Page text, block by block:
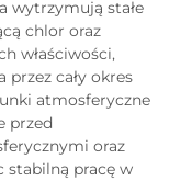
wytrzymują stałe
chlor oraz
właściwości,
przez cały okres
atmosferyczne
przed
oraz
stabilną pracę w